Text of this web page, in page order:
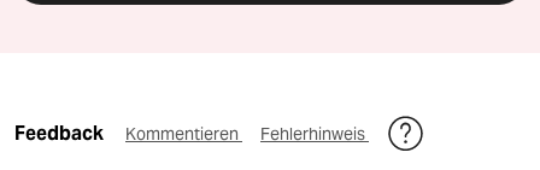
Feedback Kommentieren Fehlerhinweis